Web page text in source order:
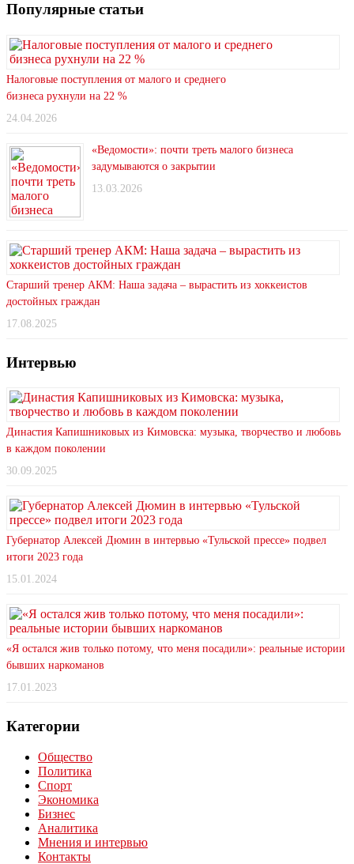
Популярные статьи
Налоговые поступления от малого и среднего
бизнеса рухнули на 22 %
24.04.2026
«Ведомости»: почти треть малого бизнеса
задумываются о закрытии
13.03.2026
Старший тренер АКМ: Наша задача – вырастить из хоккеистов
достойных граждан
17.08.2025
Интервью
Династия Капишниковых из Кимовска: музыка, творчество и любовь
в каждом поколении
30.09.2025
Губернатор Алексей Дюмин в интервью «Тульской прессе» подвел
итоги 2023 года
15.01.2024
«Я остался жив только потому, что меня посадили»: реальные истории
бывших наркоманов
17.01.2023
Категории
Общество
Политика
Спорт
Экономика
Бизнес
Аналитика
Мнения и интервью
Контакты